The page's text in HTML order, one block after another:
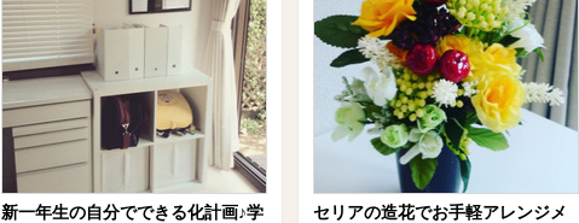
新一年生の自分でできる化計画♪学
セリアの造花でお手軽アレンジメ